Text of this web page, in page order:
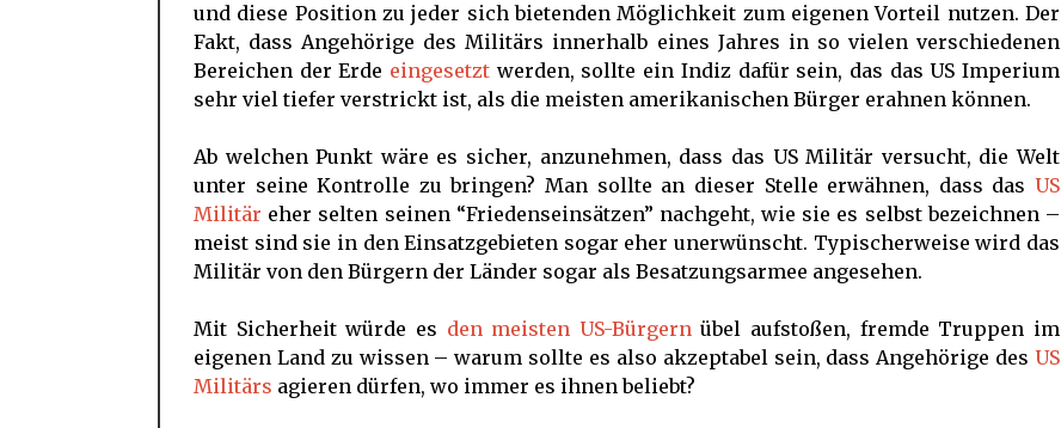
und diese Position zu jeder sich bietenden Möglichkeit zum eigenen Vorteil nutzen. Der
Fakt, dass Angehörige des Militärs innerhalb eines Jahres in so vielen verschiedenen
Bereichen der Erde eingesetzt werden, sollte ein Indiz dafür sein, das das US Imperium
sehr viel tiefer verstrickt ist, als die meisten amerikanischen Bürger erahnen können.
Ab welchen Punkt wäre es sicher, anzunehmen, dass das US Militär versucht, die Welt
unter seine Kontrolle zu bringen? Man sollte an dieser Stelle erwähnen, dass das US
Militär eher selten seinen “Friedenseinsätzen” nachgeht, wie sie es selbst bezeichnen –
meist sind sie in den Einsatzgebieten sogar eher unerwünscht. Typischerweise wird das
Militär von den Bürgern der Länder sogar als Besatzungsarmee angesehen.
Mit Sicherheit würde es den meisten US-Bürgernübel aufstoßen, fremde Truppen im
eigenen Land zu wissen – warum sollte es also akzeptabel sein, dass Angehörige des US
Militärs agieren dürfen, wo immer es ihnen beliebt?